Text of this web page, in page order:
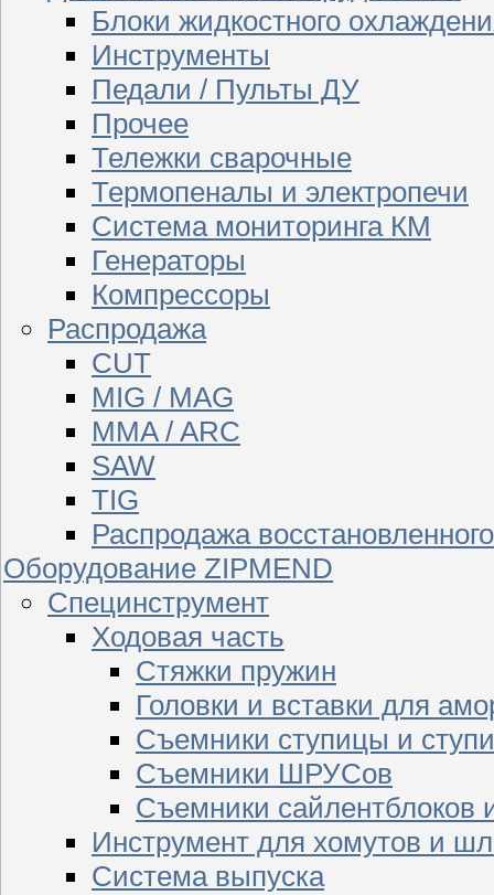
Блоки жидкостного
Инструменты
Педали / Пульты ДУ
Прочее
Тележки сварочные
Термопеналы и электропечи
Система мониторинга КМ
Генераторы
Компрессоры
Распродажа
CUT
MIG / MAG
MMA / ARC
SAW
TIG
Распродажа
Оборудование ZIPMEND
Специнструмент
Ходовая часть
Стяжки пружин
Головки и вставки для
Съемники ступицы и
Съемники ШРУСов
Съемники сайлентблоков
Инструмент для хомутов и
Система выпуска